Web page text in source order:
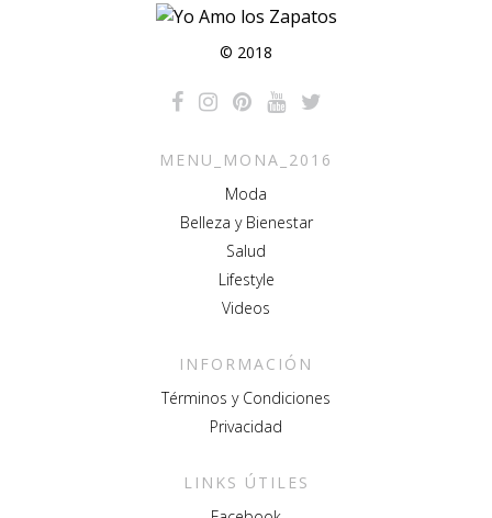
© 2018
MENU_MONA_2016
Moda
Belleza y Bienestar
Salud
Lifestyle
Videos
INFORMACIÓN
Términos y Condiciones
Privacidad
LINKS ÚTILES